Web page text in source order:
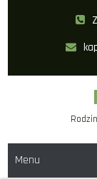
Menu